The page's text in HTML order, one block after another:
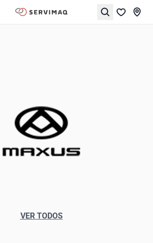
VER TODOS